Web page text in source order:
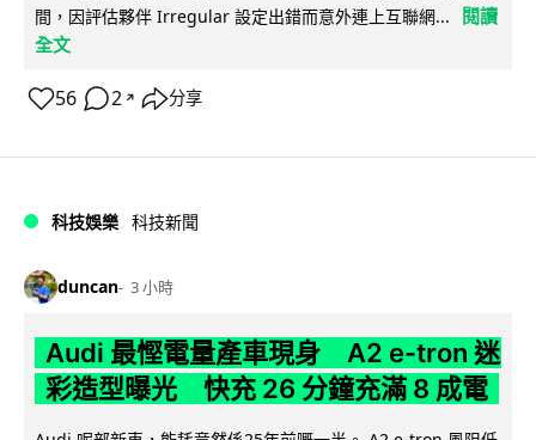
間，因評估夥伴 Irregular 設定出錯而意外連上互聯網...
閱讀
全文
56 2 ↗ 分享
科技娛樂 科技新聞
duncan 3 小時
Audi 最慳電量產車現身 A2 e-tron 迷
彩造型曝光 快充 26 分鐘充滿 8 成電